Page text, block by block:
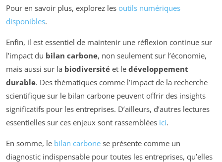
Pour en savoir plus, explorez les outils numériques
disponibles.
Enfin, il est essentiel de maintenir une réflexion continue sur
l’impact du bilan carbone, non seulement sur l’économie,
mais aussi sur la biodiversité et le développement
durable. Des thématiques comme l’impact de la recherche
scientifique sur le bilan carbone peuvent offrir des insights
significatifs pour les entreprises. D’ailleurs, d’autres lectures
essentielles sur ces enjeux sont rassemblées ici.
En somme, le bilan carbone se présente comme un
diagnostic indispensable pour toutes les entreprises, qu’elles